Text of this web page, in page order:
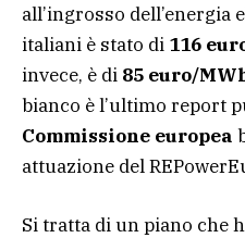
all’ingrosso
italiani è stato di 116
invece, è di 85 euro/
bianco è l’ultimo report
Commissione europea
attuazione del
Si tratta di un piano che